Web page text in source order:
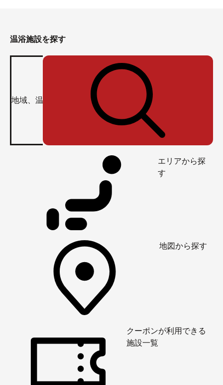
温浴施設を探す
エリアから探
す
地図から探す
クーポンが利用できる
施設一覧